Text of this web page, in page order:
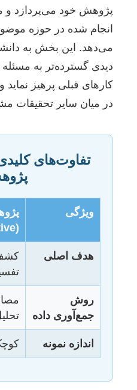
پژوهش خود می‌پردازد و
انجام شده در حوزه
می‌دهد. این بخش به
دیدی گسترده‌تر به مسئله
کارهای قبلی پرهیز نماید
در میان سایر تحقیقات
تفاوت‌های
ویژگی
(Qualitative)
هدف اصلی
روش
جمع‌آوری داده
اندازه نمونه